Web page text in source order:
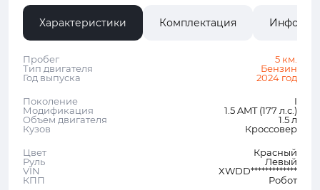
Характеристики Комплектация
Пробег
5 км.
Тип двигателя
Бензин
Год выпуска
2024 год
Поколение
I
Модификация
1.5 AMT (177 л.с.)
Объем двигателя
1.5 л
Кузов
Кроссовер
Цвет
Красный
Руль
Левый
VIN
XWDD*************
КПП
Робот